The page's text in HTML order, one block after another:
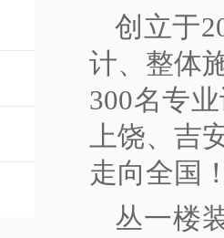
创立于
计、整体
300名专
上饶、吉
走向全国
丛一楼